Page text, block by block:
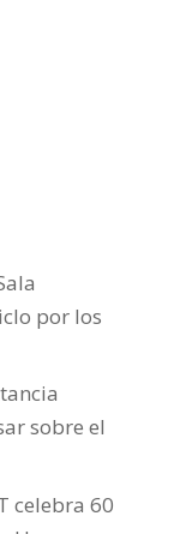
por los
sobre el
celebra 60